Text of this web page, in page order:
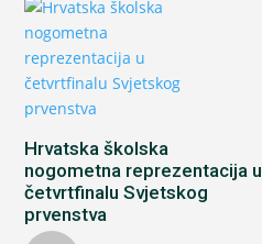
Hrvatska školska
nogometna reprezentacija u
četvrtfinalu Svjetskog
prvenstva